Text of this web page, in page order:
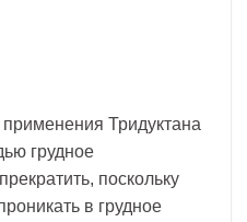
Тридуктана
грудное
поскольку
в грудное